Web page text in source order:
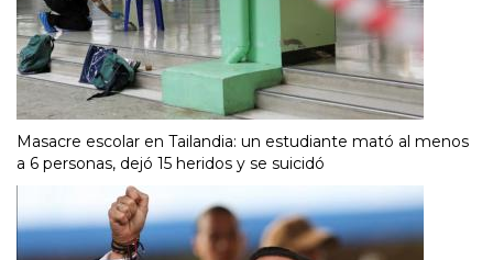
Masacre escolar en Tailandia: un estudiante mató al menos
a 6 personas, dejó 15 heridos y se suicidó